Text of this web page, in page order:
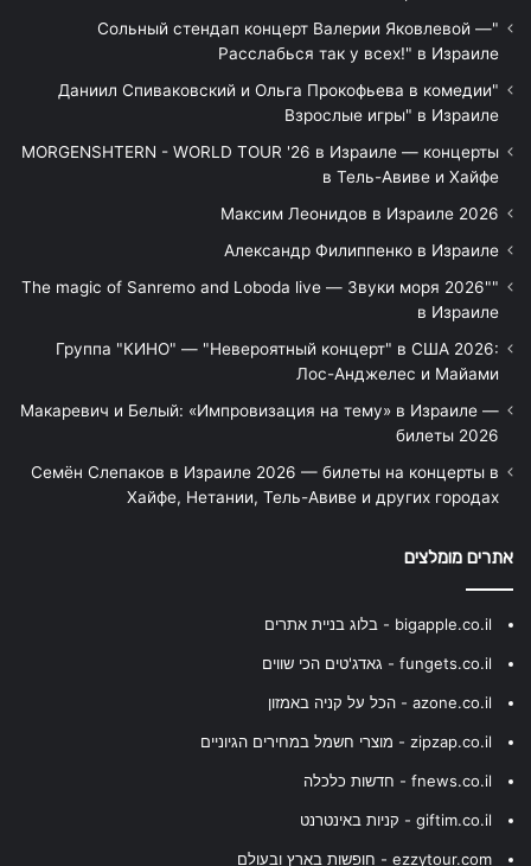
"Сольный стендап концерт Валерии Яковлевой —
Расслабься так у всех!" в Израиле
"Даниил Спиваковский и Ольга Прокофьева в комедии
Взрослые игры" в Израиле
MORGENSHTERN - WORLD TOUR '26 в Израиле — концерты
в Тель-Авиве и Хайфе
Максим Леонидов в Израиле 2026
Александр Филиппенко в Израиле
"The magic of Sanremo and Loboda live — Звуки моря 2026"
в Израиле
Группа "КИНО" — "Невероятный концерт" в США 2026:
Лос-Анджелес и Майами
Макаревич и Белый: «Импровизация на тему» в Израиле —
билеты 2026
Семён Слепаков в Израиле 2026 — билеты на концерты в
Хайфе, Нетании, Тель-Авиве и других городах
אתרים מומלצים
bigapple.co.il - בלוג בניית אתרים
fungets.co.il - גאדג'טים הכי שווים
azone.co.il - הכל על קניה באמזון
zipzap.co.il - מוצרי חשמל במחירים הגיוניים
fnews.co.il - חדשות כלכלה
giftim.co.il - קניות באינטרנט
ezzytour.com - חופשות בארץ ובעולם